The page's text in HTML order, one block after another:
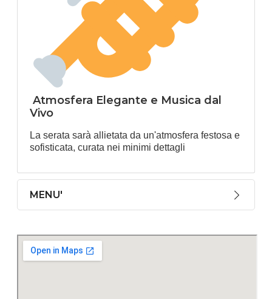
Atmosfera Elegante e Musica dal
Vivo
La serata sarà allietata da un'atmosfera festosa e
sofisticata, curata nei minimi dettagli
MENU'